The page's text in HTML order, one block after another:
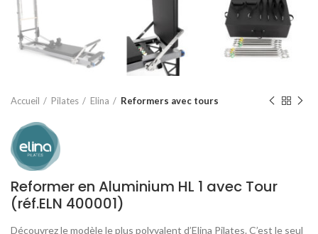
Accueil Pilates Elina Reformers avec tours
Reformer en Aluminium HL 1 avec Tour
(réf.ELN 400001)
Découvrez le modèle le plus polyvalent d’Elina Pilates. C’est le seul